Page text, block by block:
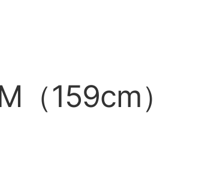
（159cm）